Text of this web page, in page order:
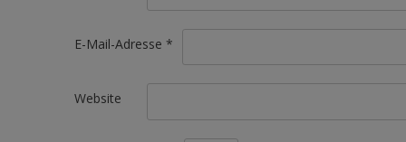
E-Mail-Adresse *
Website